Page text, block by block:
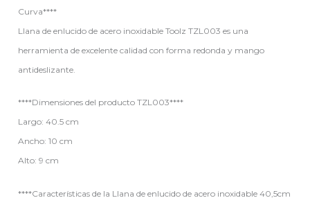
Curva****
Llana de enlucido de acero inoxidable Toolz TZL003 es una
herramienta de excelente calidad con forma redonda y mango
antideslizante.
****Dimensiones del producto TZL003****
Largo: 40.5 cm
Ancho: 10 cm
Alto: 9 cm
****Características de la Llana de enlucido de acero inoxidable 40,5cm